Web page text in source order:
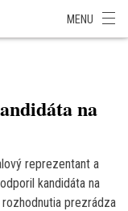
MENU
na
reprezentant a
kandidáta na
prezrádza